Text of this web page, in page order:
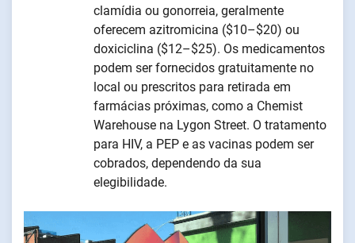
clamídia ou gonorreia, geralmente
oferecem azitromicina ($10–$20) ou
doxiciclina ($12–$25). Os medicamentos
podem ser fornecidos gratuitamente no
local ou prescritos para retirada em
farmácias próximas, como a Chemist
Warehouse na Lygon Street. O tratamento
para HIV, a PEP e as vacinas podem ser
cobrados, dependendo da sua
elegibilidade.